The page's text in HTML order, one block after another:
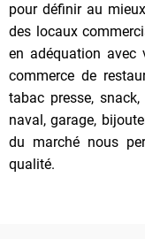
pour définir au
des locaux
en adéquation avec
commerce de
tabac presse,
naval, garage,
du marché nous
qualité.